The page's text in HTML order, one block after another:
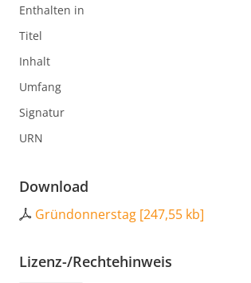
Enthalten in
Titel
Inhalt
Umfang
Signatur
URN
Download
Gründonnerstag [247,55 kb]
Lizenz-/Rechtehinweis